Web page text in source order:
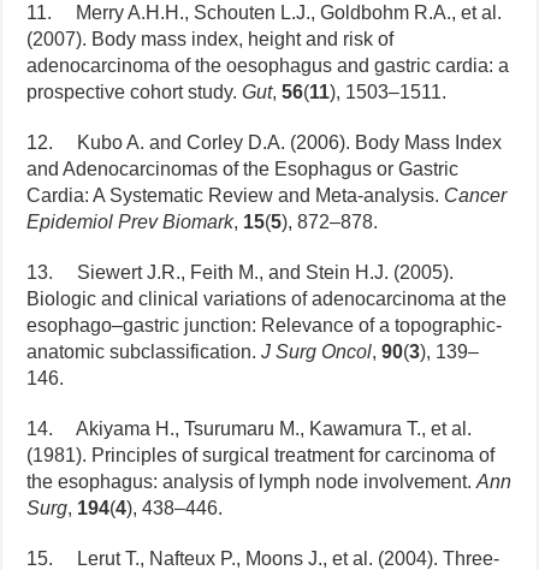
11. Merry A.H.H., Schouten L.J., Goldbohm R.A., et al.
(2007). Body mass index, height and risk of
adenocarcinoma of the oesophagus and gastric cardia: a
prospective cohort study.Gut,56(11), 1503–1511.
12. Kubo A. and Corley D.A. (2006). Body Mass Index
and Adenocarcinomas of the Esophagus or Gastric
Cardia: A Systematic Review and Meta-analysis. Cancer
Epidemiol Prev Biomark, 15(5), 872–878.
13. Siewert J.R., Feith M., and Stein H.J. (2005).
Biologic and clinical variations of adenocarcinoma at the
esophago–gastric junction: Relevance of a topographic-
anatomic subclassification.J Surg Oncol,90(3), 139–
146.
14. Akiyama H., Tsurumaru M., Kawamura T., et al.
(1981). Principles of surgical treatment for carcinoma of
the esophagus: analysis of lymph node involvement.Ann
Surg, 194(4), 438–446.
15. Lerut T., Nafteux P., Moons J., et al. (2004). Three-